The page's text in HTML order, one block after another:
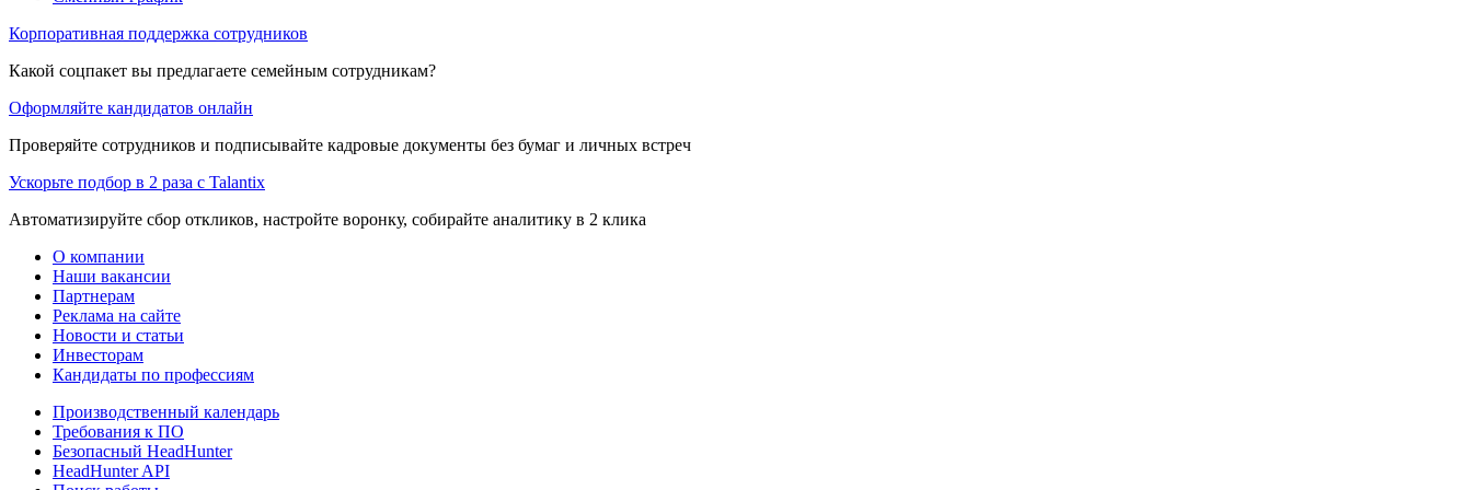
Корпоративная поддержка сотрудников
Какой соцпакет вы предлагаете семейным сотрудникам?
Оформляйте кандидатов онлайн
Проверяйте сотрудников и подписывайте кадровые документы без бумаг и личных встреч
Ускорьте подбор в 2 раза с Talantix
Автоматизируйте сбор откликов, настройте воронку, собирайте аналитику в 2 клика
О компании
Наши вакансии
Партнерам
Реклама на сайте
Новости и статьи
Инвесторам
Кандидаты по профессиям
Производственный календарь
Требования к ПО
Безопасный HeadHunter
HeadHunter API